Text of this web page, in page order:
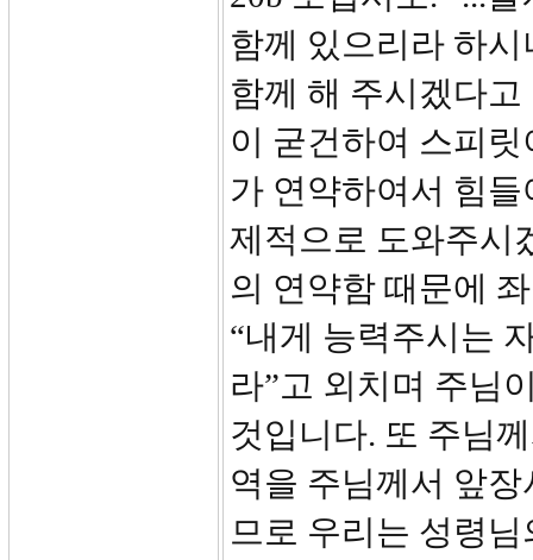
함께 있으리라 하
함께 해 주시겠다
이 굳건하여 스피
가 연약하여서 힘
제적으로 도와주시
의 연약함 때문에
“내게 능력주시는
라”고 외치며 주님
것입니다. 또 주님
역을 주님께서 앞
므로 우리는 성령